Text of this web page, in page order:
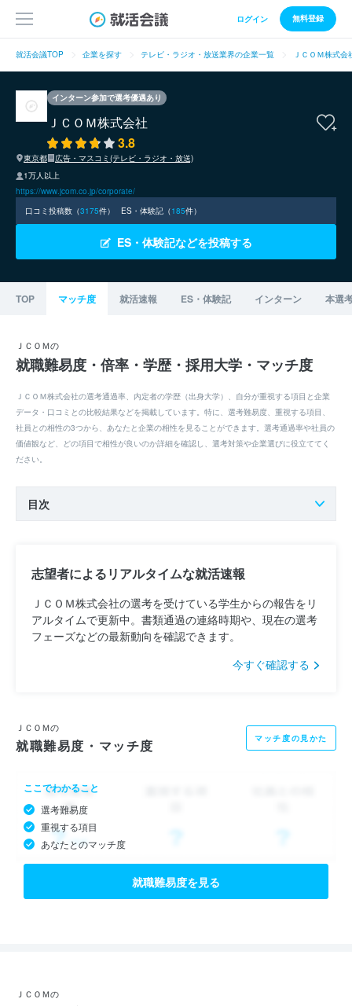
ログイン 無料登録
就活会議TOP 企業を探す テレビ・ラジオ・放送業界の企業一覧 ＪＣＯＭ株式会
インターン参加で選考優遇あり
ＪＣＯＭ株式会社
3.8
東京都
広告・マスコミ(テレビ・ラジオ・放送)
1万人以上
https://www.jcom.co.jp/corporate/
口コミ投稿数（3175件） ES・体験記（185件）
ES・体験記などを投稿する
TOP マッチ度 就活速報 ES・体験記 インターン 本選
ＪＣＯＭの
就職難易度・倍率・学歴・採用大学・マッチ度
ＪＣＯＭ株式会社の選考通過率、内定者の学歴（出身大学）、自分が重視する項目と企業
データ・口コミとの比較結果などを掲載しています。特に、選考難易度、重視する項目、
社員との相性の3つから、あなたと企業の相性を見ることができます。選考通過率や社員の
価値観など、どの項目で相性が良いのか詳細を確認し、選考対策や企業選びに役立ててく
ださい。
目次
志望者によるリアルタイムな就活速報
ＪＣＯＭ株式会社の選考を受けている学生からの報告をリ
アルタイムで更新中。書類通過の連絡時期や、現在の選考
フェーズなどの最新動向を確認できます。
今すぐ確認する
ＪＣＯＭの
就職難易度・マッチ度 マッチ度の見かた
ここでわかること
選考難易度
重視する項目
あなたとのマッチ度
就職難易度を見る
ＪＣＯＭの